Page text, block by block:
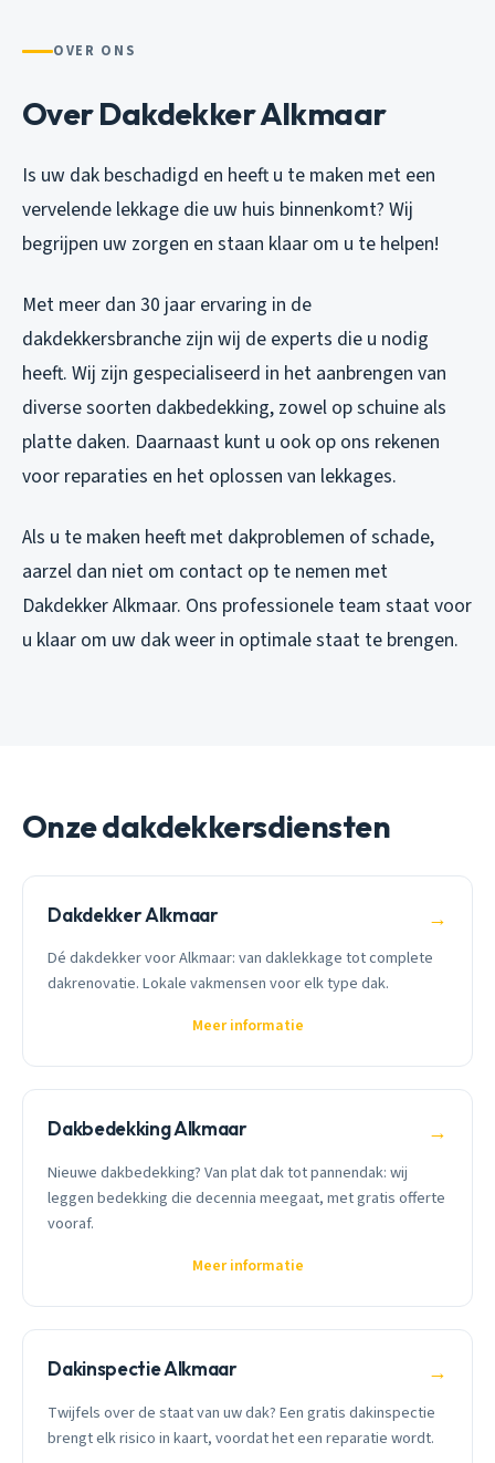
OVER ONS
Over Dakdekker Alkmaar
Is uw dak beschadigd en heeft u te maken met een
vervelende lekkage die uw huis binnenkomt? Wij
begrijpen uw zorgen en staan klaar om u te helpen!
Met meer dan 30 jaar ervaring in de
dakdekkersbranche zijn wij de experts die u nodig
heeft. Wij zijn gespecialiseerd in het aanbrengen van
diverse soorten dakbedekking, zowel op schuine als
platte daken. Daarnaast kunt u ook op ons rekenen
voor reparaties en het oplossen van lekkages.
Als u te maken heeft met dakproblemen of schade,
aarzel dan niet om contact op te nemen met
Dakdekker Alkmaar. Ons professionele team staat voor
u klaar om uw dak weer in optimale staat te brengen.
Onze dakdekkersdiensten
Dakdekker Alkmaar →
Dé dakdekker voor Alkmaar: van daklekkage tot complete
dakrenovatie. Lokale vakmensen voor elk type dak.
Meer informatie
Dakbedekking Alkmaar →
Nieuwe dakbedekking? Van plat dak tot pannendak: wij
leggen bedekking die decennia meegaat, met gratis offerte
vooraf.
Meer informatie
Dakinspectie Alkmaar →
Twijfels over de staat van uw dak? Een gratis dakinspectie
brengt elk risico in kaart, voordat het een reparatie wordt.